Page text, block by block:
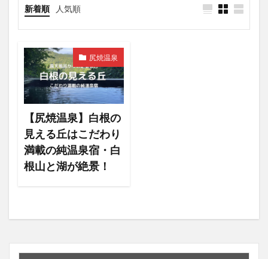
新着順 人気順
尻焼温泉
【尻焼温泉】白根の
見える丘はこだわり
満載の純温泉宿・白
根山と湖が絶景！